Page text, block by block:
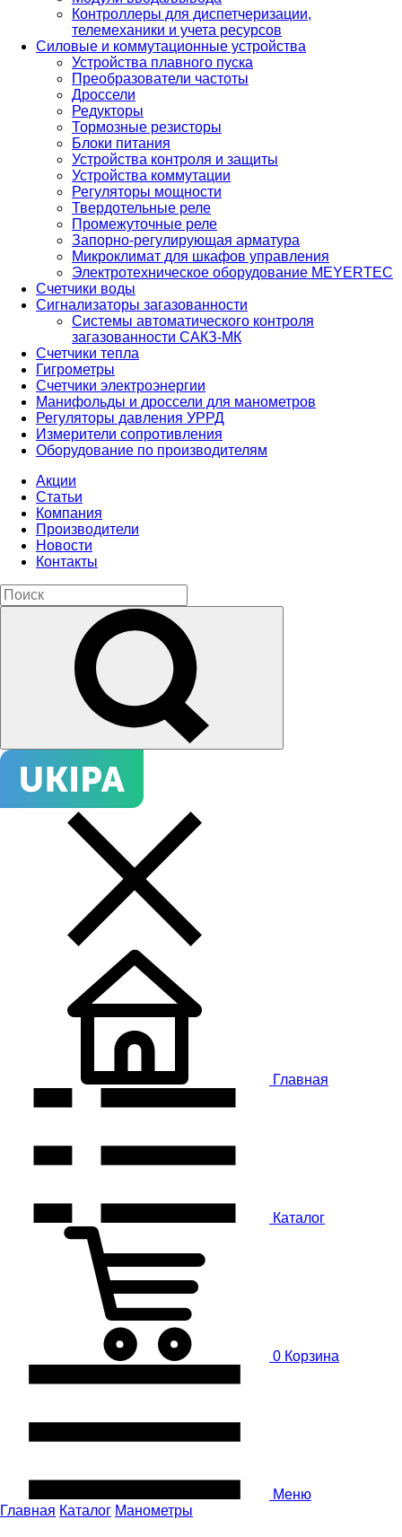
Контроллеры для диспетчеризации,
телемеханики и учета ресурсов
Силовые и коммутационные устройства
Устройства плавного пуска
Преобразователи частоты
Дроссели
Редукторы
Тормозные резисторы
Блоки питания
Устройства контроля и защиты
Устройства коммутации
Регуляторы мощности
Твердотельные реле
Промежуточные реле
Запорно-регулирующая арматура
Микроклимат для шкафов управления
Электротехническое оборудование MEYERTEC
Счетчики воды
Сигнализаторы загазованности
Системы автоматического контроля
загазованности САКЗ-МК
Счетчики тепла
Гигрометры
Счетчики электроэнергии
Манифольды и дроссели для манометров
Регуляторы давления УРРД
Измерители сопротивления
Оборудование по производителям
Акции
Статьи
Компания
Производители
Новости
Контакты
Главная
Каталог
0 Корзина
Меню
Главная Каталог Манометры